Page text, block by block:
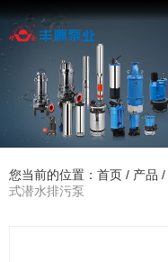
您当前的位置：首页 / 产品 /
式潜水排污泵